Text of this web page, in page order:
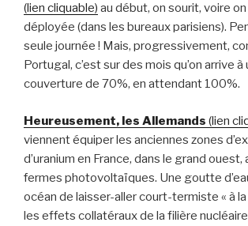
(lien cliquable) au début, on sourit, voire
déployée (dans les bureaux parisiens).
seule journée ! Mais, progressivement,
Portugal, c’est sur des mois qu’on arrive à
couverture de 70%, en attendant 100%.
Heureusement, les Allemands (lien
viennent équiper les anciennes zones
d’uranium en France, dans le grand ouest,
fermes photovoltaïques. Une goutte
océan de laisser-aller court-termiste « à la
les effets collatéraux de la filière